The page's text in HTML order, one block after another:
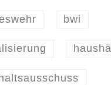
bwi